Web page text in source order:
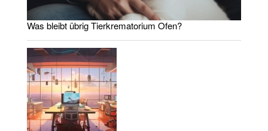
Was bleibt übrig Tierkrematorium Ofen?